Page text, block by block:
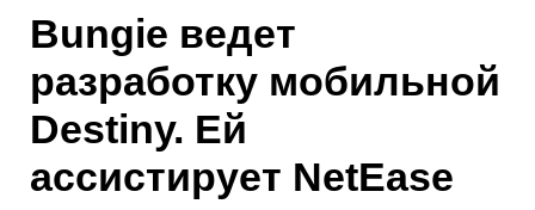
Bungie ведет
разработку мобильной
Destiny. Ей
ассистирует NetEase